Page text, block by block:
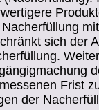
sich der
Frist
der